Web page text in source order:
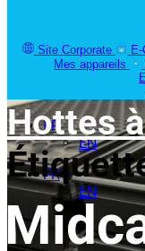
Site Corporate
Mes appareils
FR
EN
FR
EN
Hottes